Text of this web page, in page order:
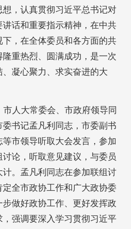
想，认真贯彻习近平总书记对
讲话和重要指示精神，在中共
，在全体委员和各方面的共
隆重热烈、圆满成功，是一次
凝心聚力、求实奋进的大
市人大常委会、市政府领导同
书记孟凡利同志，市委副书
市领导听取大会发言，参加
论，听取意见建议，与委员
。孟凡利同志在参加联组讨
全市政协工作和广大政协委
步做好政协工作、更好发挥政
强调要深入学习贯彻习近平